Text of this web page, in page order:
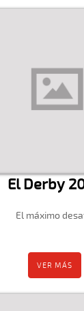
El Derby
El máximo
VER MÁS